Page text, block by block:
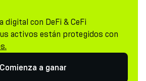
digital con DeFi & CeFi
activos están protegidos con
Comienza a ganar